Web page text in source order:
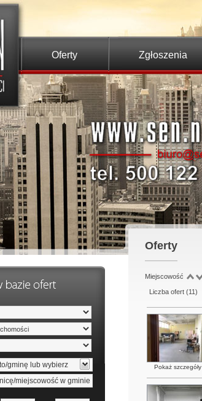
Oferty Zgłoszenia
Oferty
Miejscowość
Liczba ofert (11)
Pokaż szczegóły